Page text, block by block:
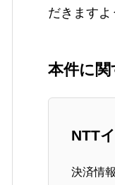
だきますよ
本件に
NTT
決済情